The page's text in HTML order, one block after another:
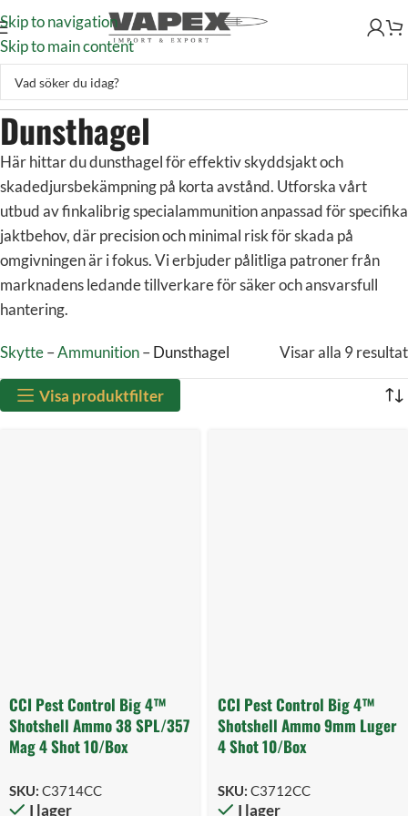
Skip to navigation
Skip to main content
Dunsthagel
Här hittar du dunsthagel för effektiv skyddsjakt och
skadedjursbekämpning på korta avstånd. Utforska vårt
utbud av finkalibrig specialammunition anpassad för specifika
jaktbehov, där precision och minimal risk för skada på
omgivningen är i fokus. Vi erbjuder pålitliga patroner från
marknadens ledande tillverkare för säker och ansvarsfull
hantering.
Skytte–Ammunition–Dunsthagel Visar alla 9 resultat
Visa produktfilter
CCI Pest Control Big 4™
Shotshell Ammo 38 SPL/357
Mag 4 Shot 10/Box
SKU: C3714CC
I lager
CCI Pest Control Big 4™
Shotshell Ammo 9mm Luger
4 Shot 10/Box
SKU: C3712CC
I lager